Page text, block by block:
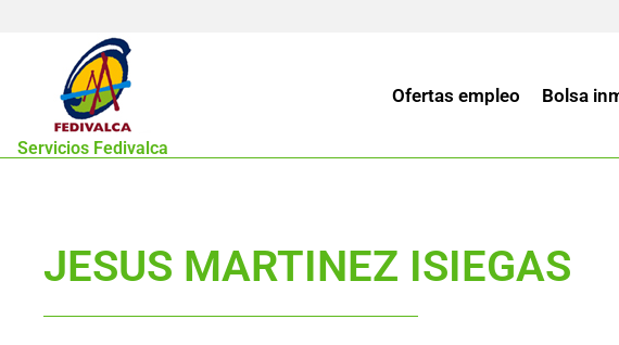
Servicios Fedivalca
Ofertas empleo Bolsa
JESUS MARTINEZ ISIEGAS